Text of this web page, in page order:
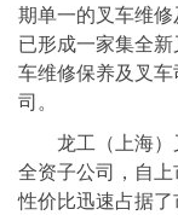
期单一的叉车维
已形成一家集全
车维修保养及叉
司。
龙工（上海
全资子公司，自
性价比迅速占据